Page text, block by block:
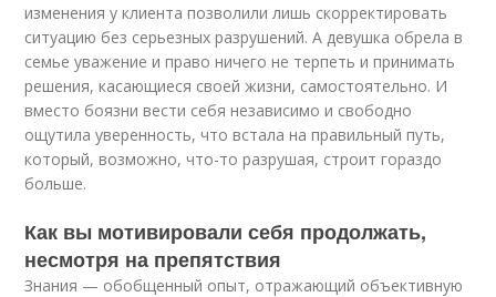
изменения у клиента позволили лишь скорректировать
ситуацию без серьезных разрушений. А девушка обрела в
семье уважение и право ничего не терпеть и принимать
решения, касающиеся своей жизни, самостоятельно. И
вместо боязни вести себя независимо и свободно
ощутила уверенность, что встала на правильный путь,
который, возможно, что-то разрушая, строит гораздо
больше.
Как вы мотивировали себя продолжать,
несмотря на препятствия
Знания — обобщенный опыт, отражающий объективную